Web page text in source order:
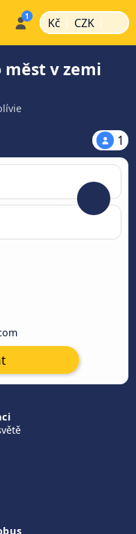
Kč | CZK |
měst v zemi
1